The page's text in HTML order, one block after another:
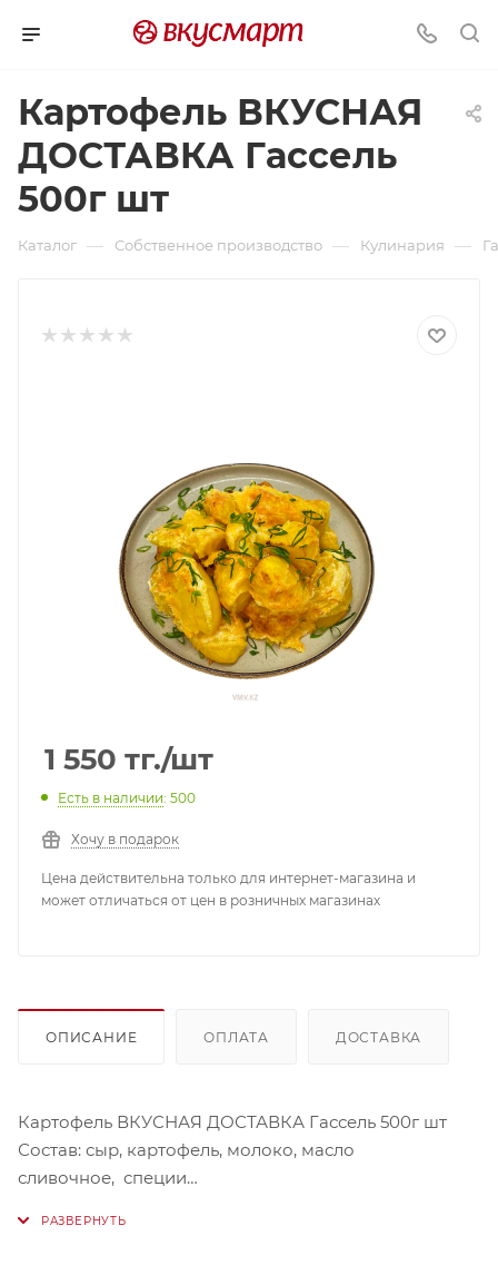
Картофель ВКУСНАЯ
ДОСТАВКА Гассель
500г шт
Каталог — Собственное производство — Кулинария —
1 550 тг./шт
Есть в наличии: 500
Хочу в подарок
Цена действительна только для интернет-магазина и
может отличаться от цен в розничных магазинах
ОПИСАНИЕ ОПЛАТА ДОСТАВКА
Картофель ВКУСНАЯ ДОСТАВКА Гассель 500г шт
Состав: сыр, картофель, молоко, масло
сливочное, специи